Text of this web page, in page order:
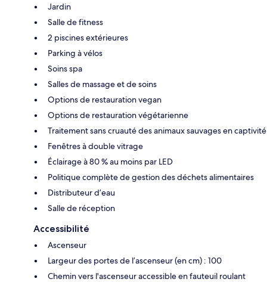
Jardin
Salle de fitness
2 piscines extérieures
Parking à vélos
Soins spa
Salles de massage et de soins
Options de restauration vegan
Options de restauration végétarienne
Traitement sans cruauté des animaux sauvages en captivité
Fenêtres à double vitrage
Éclairage à 80 % au moins par LED
Politique complète de gestion des déchets alimentaires
Distributeur d’eau
Salle de réception
Accessibilité
Ascenseur
Largeur des portes de l’ascenseur (en cm) : 100
Chemin vers l'ascenseur accessible en fauteuil roulant